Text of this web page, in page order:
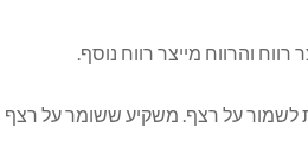
והרווח מייצר רווח נוסף.
לשמור על רצף. משקיע ששומר על רצף